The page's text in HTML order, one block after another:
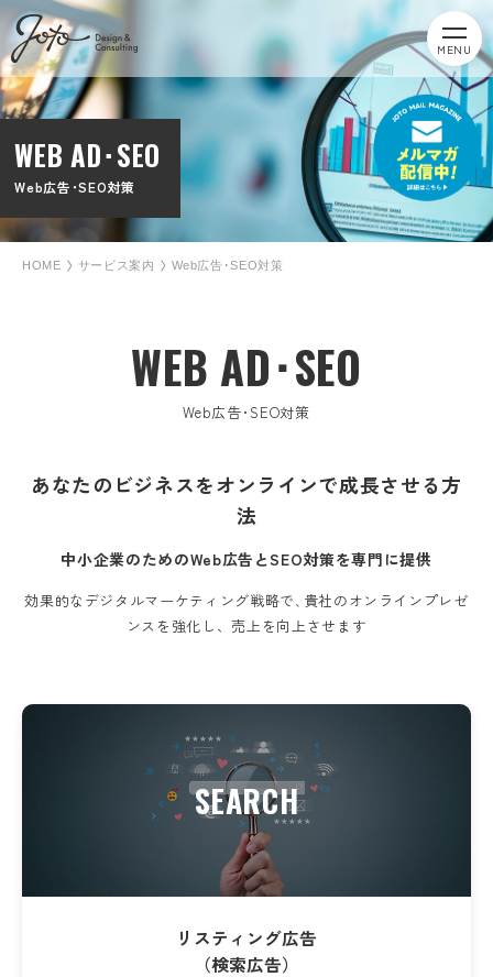
MENU
WEB AD･SEO
Web広告･SEO対策
HOME サービス案内 Web広告･SEO対策
WEB AD･SEO
Web広告･SEO対策
あなたのビジネスをオンラインで成長させる方
法
中小企業のためのWeb広告とSEO対策を専門に提供
効果的なデジタルマーケティング戦略で､ 貴社のオンラインプレゼ
ンスを強化し、売上を向上させます
SEARCH
リスティング広告
（検索広告）